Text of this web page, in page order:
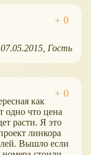
07.05.2015 Гость
как
одно что цена
расти. Я это
линкора
Вышло если